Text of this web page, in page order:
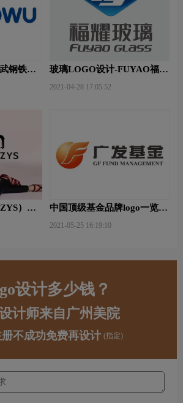
钢铁品
玻璃LOGO设计-FUYAO福耀
2021-04-28 17:05:52
）品
中国顶级基金品牌logo一览：
2021-05-25 16:19:10
设计多少钱？
计师来自广州美院
不成功免费再设计 (指定)